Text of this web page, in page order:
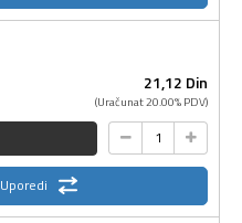
21,12 Din
(Uračunat 20.00% PDV)
Uporedi